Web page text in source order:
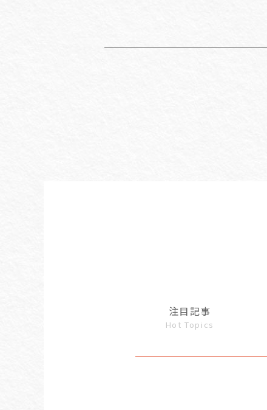
注目記事
Hot Topics